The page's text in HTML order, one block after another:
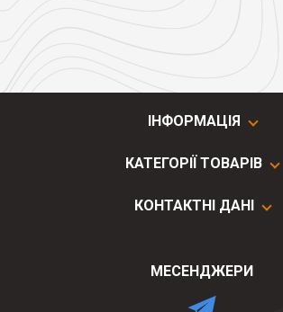
ІНФОРМАЦІЯ
КАТЕГОРІЇ ТОВАРІВ
КОНТАКТНІ ДАНІ
МЕСЕНДЖЕРИ